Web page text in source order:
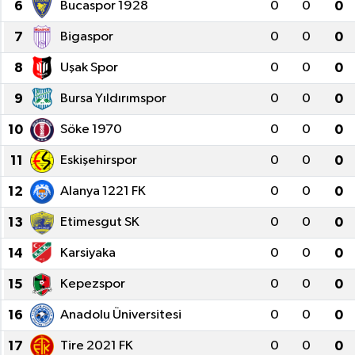
6 Bucaspor 1928 0 0 0
7 Bigaspor 0 0 0
8 Uşak Spor 0 0 0
9 Bursa Yıldırımspor 0 0 0
10 Söke 1970 0 0 0
11 Eskişehirspor 0 0 0
12 Alanya 1221 FK 0 0 0
13 Etimesgut SK 0 0 0
14 Karsiyaka 0 0 0
15 Kepezspor 0 0 0
16 Anadolu Üniversitesi 0 0 0
17 Tire 2021 FK 0 0 0